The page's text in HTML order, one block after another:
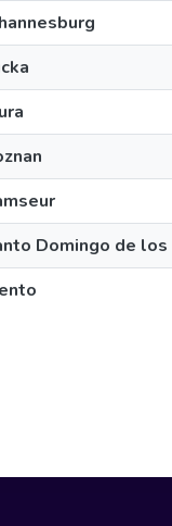
Domingo de